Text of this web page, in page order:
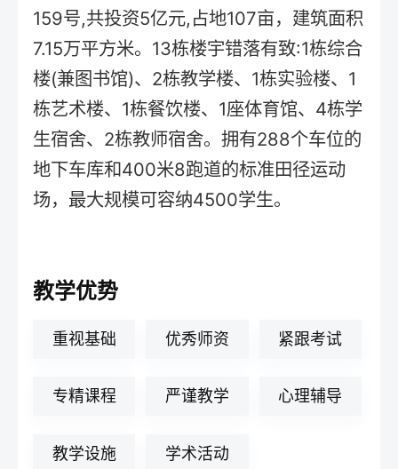
159号,共投资5亿元,占地107亩，建筑面积
7.15万平方米。13栋楼宇错落有致:1栋综合
楼(兼图书馆)、2栋教学楼、1栋实验楼、1
栋艺术楼、1栋餐饮楼、1座体育馆、4栋学
生宿舍、2栋教师宿舍。拥有288个车位的
地下车库和400米8跑道的标准田径运动
场，最大规模可容纳4500学生。
教学优势
重视基础 优秀师资 紧跟考试
专精课程 严谨教学 心理辅导
教学设施 学术活动